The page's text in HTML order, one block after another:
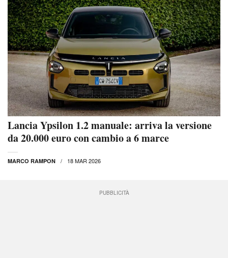
Lancia Ypsilon 1.2 manuale: arriva la versione
da 20.000 euro con cambio a 6 marce
MARCO RAMPON 18 MAR 2026
PUBBLICITÀ